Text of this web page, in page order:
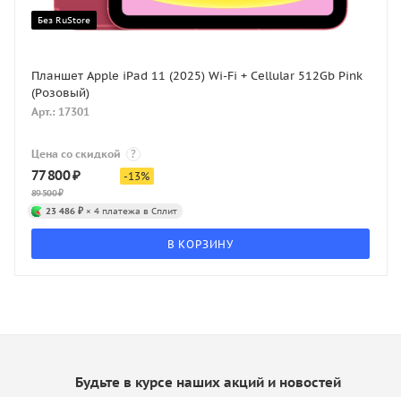
Без RuStore
Планшет Apple iPad 11 (2025) Wi-Fi + Cellular 512Gb Pink
(Розовый)
Арт.: 17301
Цена со скидкой ?
77 800₽
89 500₽
-13%
23 486 ₽ × 4 платежа в Сплит
В КОРЗИНУ
Будьте в курсе наших акций и новостей